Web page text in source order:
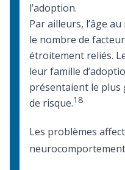
l’adoption.
Par ailleurs, l’âge
le nombre de
étroitement reliés.
leur famille
présentaient le plus
de risque.18
Les problèmes